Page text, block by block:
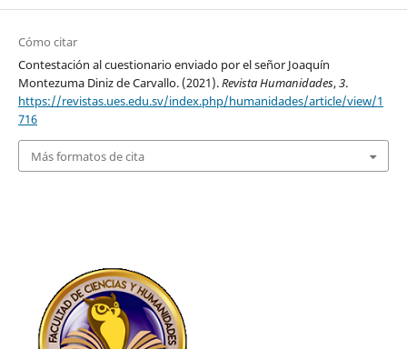
Cómo citar
Contestación al cuestionario enviado por el señor Joaquín
Montezuma Diniz de Carvallo. (2021).Revista Humanidades,3.
https://revistas.ues.edu.sv/index.php/humanidades/article/view/1
716
Más formatos de cita